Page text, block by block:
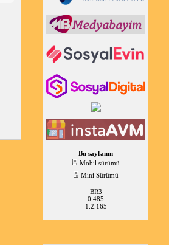
Bu sayfanın
Mobil sürümü
Mini Sürümü
BR3
0,485
1.2.165